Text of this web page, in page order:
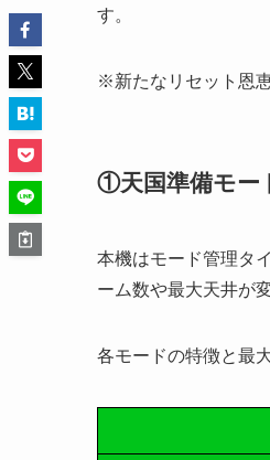
す。
※新たなリセット恩
①天国準備モー
本機はモード管理タ
ーム数や最大天井が
各モードの特徴と最